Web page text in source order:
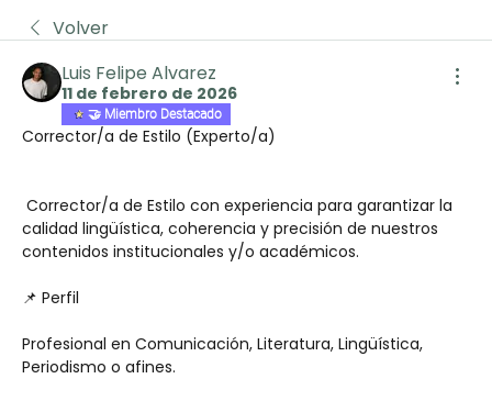
Volver
Luis Felipe Alvarez
11 de febrero de 2026
🤝 Miembro Destacado
Corrector/a de Estilo (Experto/a)
Corrector/a de Estilo con experiencia para garantizar la
calidad lingüística, coherencia y precisión de nuestros
contenidos institucionales y/o académicos.
📌 Perfil
Profesional en Comunicación, Literatura, Lingüística,
Periodismo o afines.